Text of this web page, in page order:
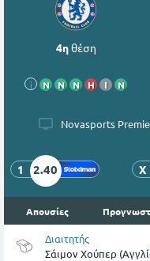
4ηθέση
i Ν Ν Ν Η Ι Ν
Nοvasports
1 2.40 X
Απουσίες
Διαιτητής
Σάιμον Χούπερ